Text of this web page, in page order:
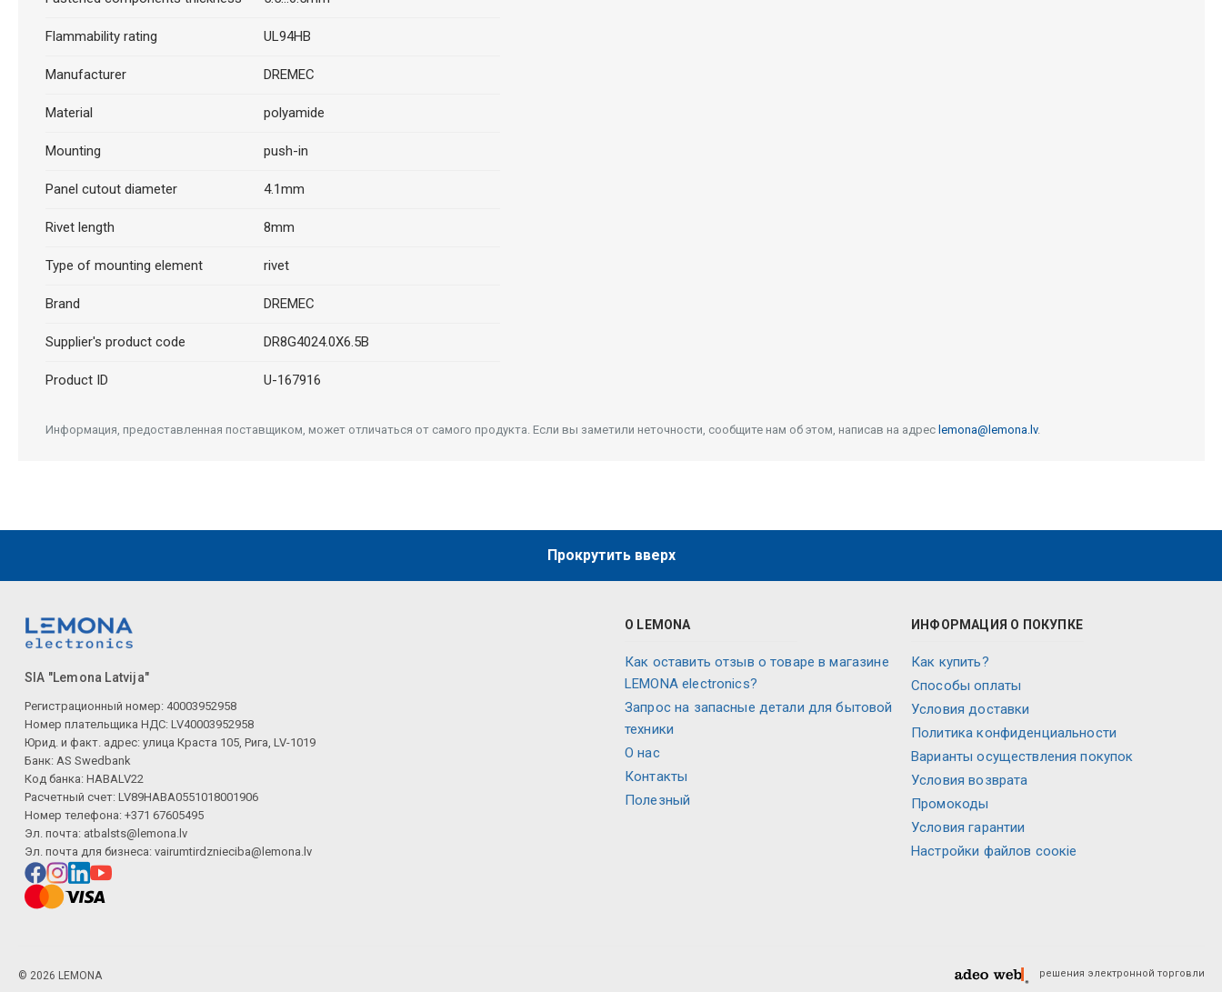
Flammability rating UL94HB
Manufacturer DREMEC
Material polyamide
Mounting push-in
Panel cutout diameter 4.1mm
Rivet length 8mm
Type of mounting element rivet
Brand DREMEC
Supplier's product code DR8G4024.0X6.5B
Product ID U-167916
Информация, предоставленная поставщиком, может отличаться от самого продукта. Если вы заметили неточности, сообщите нам об этом, написав на адрес lemona@lemona.lv.
Прокрутить вверх
SIA "Lemona Latvija"
Регистрационный номер: 40003952958
Номер плательщика НДС: LV40003952958
Юрид. и факт. адрес: улица Краста 105, Рига, LV-1019
Банк: AS Swedbank
Код банка: HABALV22
Расчетный счет: LV89HABA0551018001906
Номер телефона: +371 67605495
Эл. почта: atbalsts@lemona.lv
Эл. почта для бизнеса: vairumtirdznieciba@lemona.lv
О LEMONA
Как оставить отзыв о товаре в магазине
LEMONA electronics?
Запрос на запасные детали для бытовой
техники
О нас
Контакты
Полезный
ИНФОРМАЦИЯ О ПОКУПКЕ
Как купить?
Способы оплаты
Условия доставки
Политика конфиденциальности
Варианты осуществления покупок
Условия возврата
Промокоды
Условия гарантии
Настройки файлов соокіе
© 2026 LEMONA решения электронной торговли